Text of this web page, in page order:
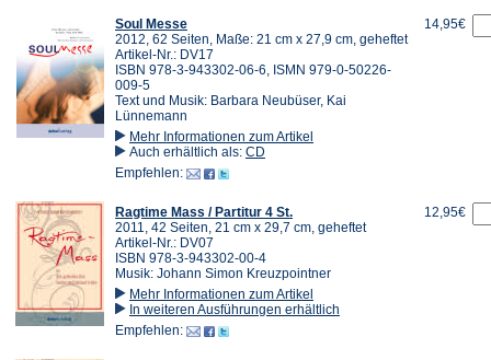
Soul Messe
2012, 62 Seiten, Maße: 21 cm x 27,9 cm, geheftet
Artikel-Nr.: DV17
ISBN 978-3-943302-06-6, ISMN 979-0-50226-
009-5
Text und Musik: Barbara Neubüser, Kai
Lünnemann
Mehr Informationen zum Artikel
Auch erhältlich als: CD
Empfehlen:
14,95€
Ragtime Mass / Partitur 4 St.
2011, 42 Seiten, 21 cm x 29,7 cm, geheftet
Artikel-Nr.: DV07
ISBN 978-3-943302-00-4
Musik: Johann Simon Kreuzpointner
Mehr Informationen zum Artikel
In weiteren Ausführungen erhältlich
Empfehlen:
12,95€